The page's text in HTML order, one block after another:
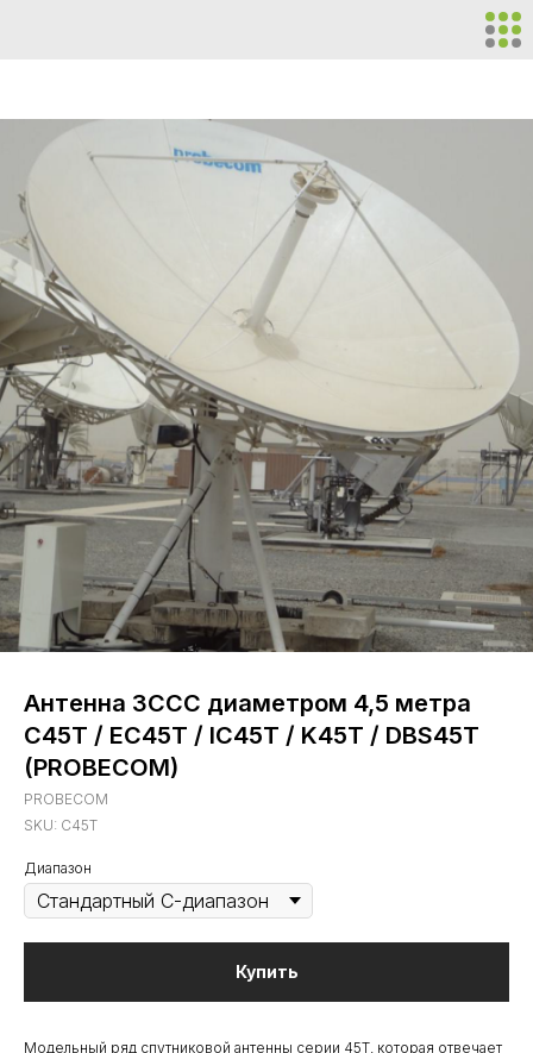
Антенна ЗССС диаметром 4,5 метра
C45T / EC45T / IC45T / K45T / DBS45T
(PROBECOM)
PROBECOM
SKU: C45T
Диапазон
Купить
Модельный ряд спутниковой антенны серии 45T, которая отвечает